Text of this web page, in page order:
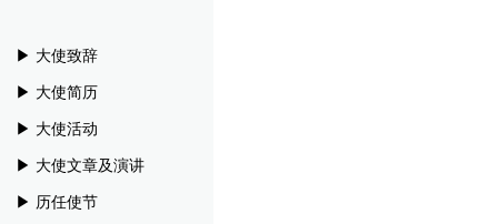
▶︎ 大使致辞
▶︎ 大使简历
▶︎ 大使活动
▶︎ 大使文章及演讲
▶︎ 历任使节